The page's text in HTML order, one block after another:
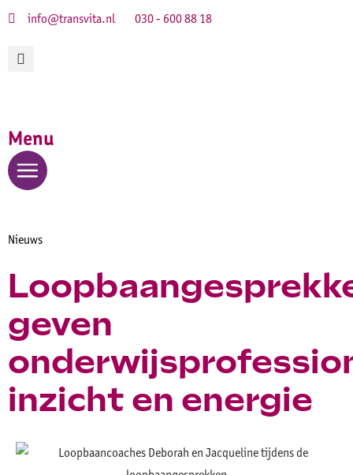
info@transvita.nl 030 - 600 88 18
Menu
Nieuws
geven
inzicht en energie